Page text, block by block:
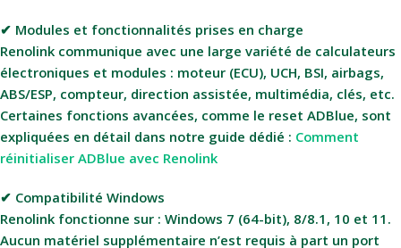
✔ Modules et fonctionnalités prises en charge
Renolink communique avec une large variété de calculateurs
électroniques et modules : moteur (ECU), UCH, BSI, airbags,
ABS/ESP, compteur, direction assistée, multimédia, clés, etc.
Certaines fonctions avancées, comme le reset ADBlue, sont
expliquées en détail dans notre guide dédié : Comment
réinitialiser ADBlue avec Renolink
✔ Compatibilité Windows
Renolink fonctionne sur : Windows 7 (64-bit), 8/8.1, 10 et 11.
Aucun matériel supplémentaire n’est requis à part un port